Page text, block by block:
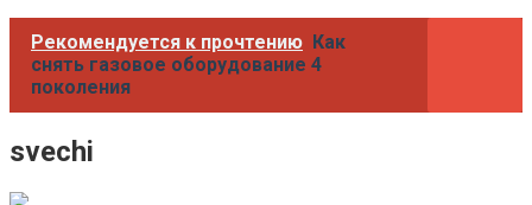
Рекомендуется к прочтению Как
снять газовое оборудование 4
поколения
svechi